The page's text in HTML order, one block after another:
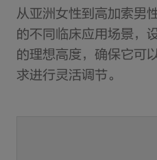
从亚洲女性到高加索男
的不同临床应用场景，
的理想高度，确保它可
求进行灵活调节。